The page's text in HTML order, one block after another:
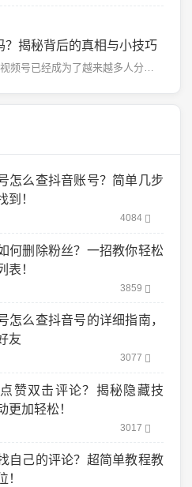
揭秘背后的真相与小技巧
在如今的社交媒体时代，微信视频号已经成为了越来越多人分享生活、记录瞬间的热门平台。随着视频号的兴起，...
怎么查抖音账号？简单几步
到！
4084
何删除粉丝？一招教你轻松
表！
3859
怎么查抖音号的详细指南，
友
3077
赞双击评论？揭秘隐藏技
更加轻松！
3017
自己的评论？超简单教程教
！